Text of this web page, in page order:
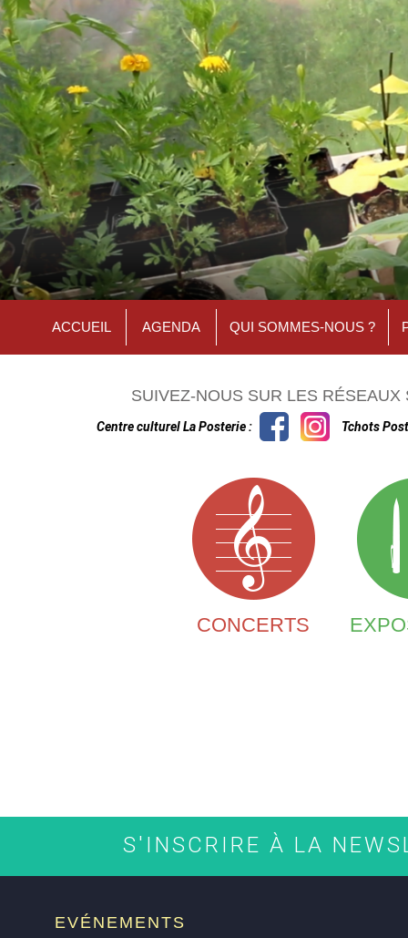
ACCUEIL AGENDA QUI SOMMES-NOUS ?
SUIVEZ-NOUS SUR LES RÉSEAUX
Centre culturel La Posterie : Tchots
CONCERTS
S'INSCRIRE À LA
EVÉNEMENTS